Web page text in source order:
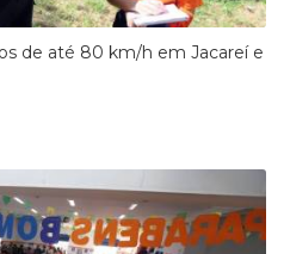
de até 80 km/h em Jacareí e